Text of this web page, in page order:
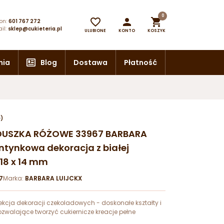
601 767 272
sklep@cukieteria.pl

ULUBIONE

KONTO

0
KOSZYK
Blog Dostawa Płatność
RÓŻOWE 33967 BARBARA
dekoracja z białej
x 14 mm
Marka: BARBARA LUIJCKX
dekoracji czekoladowych - doskonałe kształty i
tworzyć cukiernicze kreacje pełne